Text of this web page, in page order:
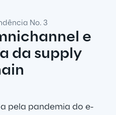
No. 3
e
da supply
pela pandemia do e-